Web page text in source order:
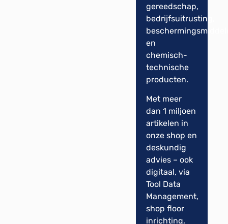
gereedschap,
bedrijfsuitrusting,
en
chemisch-
technische
producten.
Met meer
dan 1 miljoen
artikelen in
onze shop en
deskundig
advies – ook
digitaal, via
Tool Data
Management,
shop floor
inrichting,